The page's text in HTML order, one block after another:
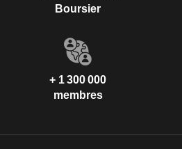
Boursier
+ 1 300 000
membres